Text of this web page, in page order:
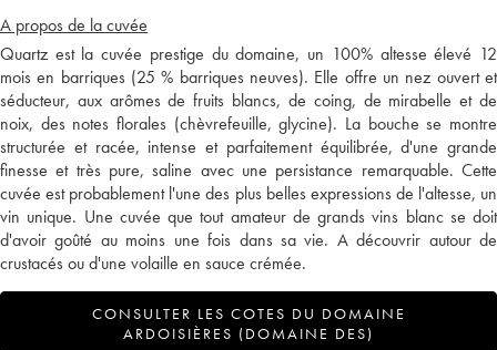
A propos de la cuvée
Quartz est la cuvée prestige du domaine, un 100% altesse élevé 12
mois en barriques (25 % barriques neuves). Elle offre un nez ouvert et
séducteur, aux arômes de fruits blancs, de coing, de mirabelle et de
noix, des notes florales (chèvrefeuille, glycine). La bouche se montre
structurée et racée, intense et parfaitement équilibrée, d'une grande
finesse et très pure, saline avec une persistance remarquable. Cette
cuvée est probablement l'une des plus belles expressions de l'altesse, un
vin unique. Une cuvée que tout amateur de grands vins blanc se doit
d'avoir goûté au moins une fois dans sa vie. A découvrir autour de
crustacés ou d'une volaille en sauce crémée.
CONSULTER LES COTES DU DOMAINE
ARDOISIÈRES (DOMAINE DES)